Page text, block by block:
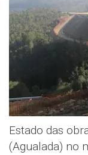
Estado das
(Agualada) no